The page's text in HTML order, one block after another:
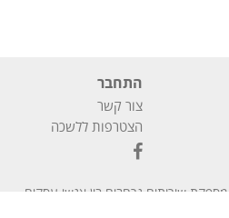
התחבר
צור קשר
הצטרפות ללשכה
שירותים נרחבים בין אנשי עסקים